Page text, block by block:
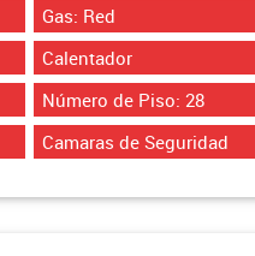
Gas: Red
Calentador
Número de Piso: 28
Camaras de Seguridad